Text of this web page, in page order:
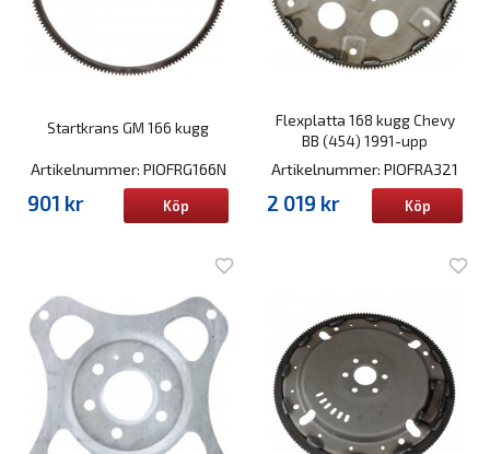
Startkrans GM 166 kugg
Artikelnummer: PIOFRG166N
901 kr Köp
Flexplatta 168 kugg Chevy
BB (454) 1991-upp
Artikelnummer: PIOFRA321
2 019 kr Köp